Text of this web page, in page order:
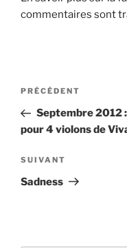
commentaires sont
Navigation
l’article
Article
précédent
PRÉCÉDENT
Septembre 2012
pour 4 violons de
Article
suivant
SUIVANT
Sadness